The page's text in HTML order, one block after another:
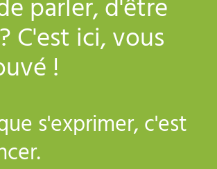
parler, d'être
C'est ici, vous
!
s'exprimer, c'est